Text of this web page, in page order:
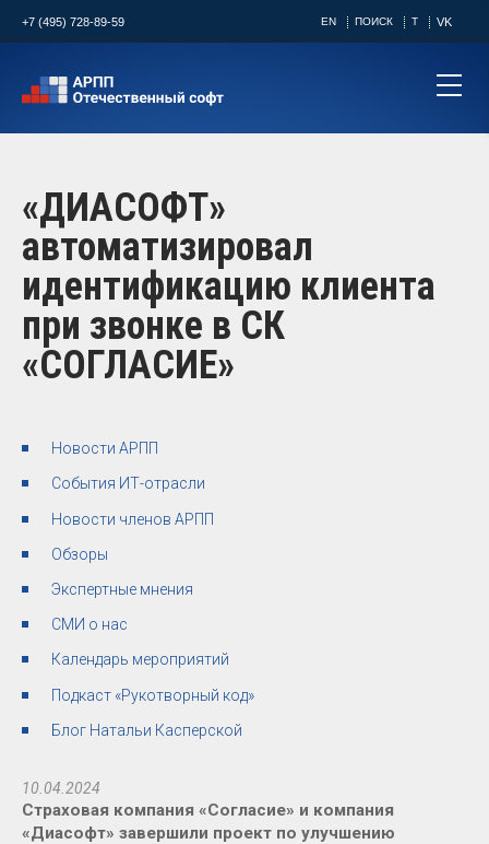
+7 (495) 728-89-59 EN ПОИСК T VK
«ДИАСОФТ»
автоматизировал
идентификацию клиента
при звонке в СК
«СОГЛАСИЕ»
Новости АРПП
События ИТ-отрасли
Новости членов АРПП
Обзоры
Экспертные мнения
СМИ о нас
Календарь мероприятий
Подкаст «Рукотворный код»
Блог Натальи Касперской
10.04.2024
Страховая компания «Согласие» и компания
«Диасофт» завершили проект по улучшению